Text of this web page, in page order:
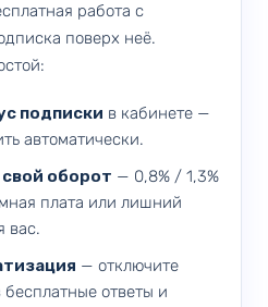
работа с
поверх неё.
подписки в кабинете —
автоматически.
оборот — 0,8% / 1,3%
плата или лишний
вас.
— отключите
ответы и